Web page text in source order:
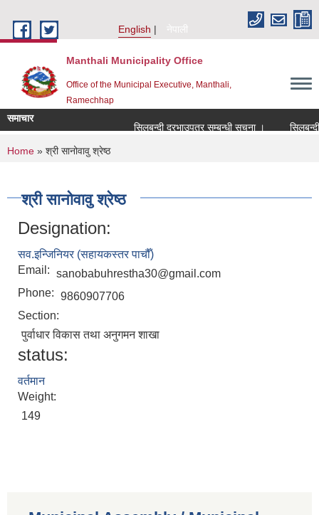
English
नेपाली
Manthali Municipality Office
Office of the Municipal Executive, Manthali,
Ramechhap
समाचार
सिलबन्दी दरभाउपत्र सम्बन्धी सूचना ।
सिलबन्दी
You are here
Home » श्री सानोवावु श्रेष्ठ
श्री सानोवावु श्रेष्ठ
Designation:
सव.इन्जिनियर (सहायकस्तर पाचौँ)
Email: sanobabuhrestha30@gmail.com
Phone: 9860907706
Section:
पुर्वाधार विकास तथा अनुगमन शाखा
status:
वर्तमान
Weight:
149